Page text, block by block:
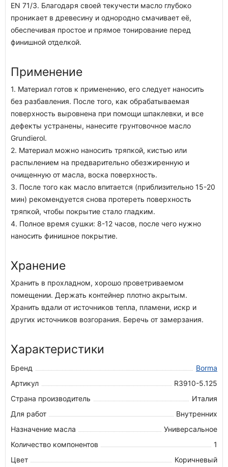
EN 71/3. Благодаря своей текучести масло глубоко
проникает в древесину и однородно смачивает её,
обеспечивая простое и прямое тонирование перед
финишной отделкой.
Применение
1. Материал готов к применению, его следует наносить
без разбавления. После того, как обрабатываемая
поверхность выровнена при помощи шпаклевки, и все
дефекты устранены, нанесите грунтовочное масло
Grundierol.
2. Материал можно наносить тряпкой, кистью или
распылением на предварительно обезжиренную и
очищенную от масла, воска поверхность.
3. После того как масло впитается (приблизительно 15-20
мин) рекомендуется снова протереть поверхность
тряпкой, чтобы покрытие стало гладким.
4. Полное время сушки: 8-12 часов, после чего нужно
наносить финишное покрытие.
Хранение
Хранить в прохладном, хорошо проветриваемом
помещении. Держать контейнер плотно акрытым.
Хранить вдали от источников тепла, пламени, искр и
других источников возгорания. Беречь от замерзания.
Характеристики
Бренд
Borma
Артикул
R3910-5.125
Страна производитель
Италия
Для работ
Внутренних
Назначение масла
Универсальное
Количество компонентов
1
Цвет
Коричневый